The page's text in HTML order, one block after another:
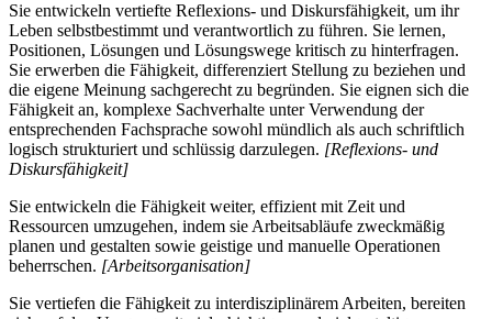
Sie entwickeln vertiefte Reflexions- und Diskursfähigkeit, um ihr
Leben selbstbestimmt und verantwortlich zu führen. Sie lernen,
Positionen, Lösungen und Lösungswege kritisch zu hinterfragen.
Sie erwerben die Fähigkeit, differenziert Stellung zu beziehen und
die eigene Meinung sachgerecht zu begründen. Sie eignen sich die
Fähigkeit an, komplexe Sachverhalte unter Verwendung der
entsprechenden Fachsprache sowohl mündlich als auch schriftlich
logisch strukturiert und schlüssig darzulegen. [Reflexions- und
Diskursfähigkeit]
Sie entwickeln die Fähigkeit weiter, effizient mit Zeit und
Ressourcen umzugehen, indem sie Arbeitsabläufe zweckmäßig
planen und gestalten sowie geistige und manuelle Operationen
beherrschen. [Arbeitsorganisation]
Sie vertiefen die Fähigkeit zu interdisziplinärem Arbeiten, bereiten